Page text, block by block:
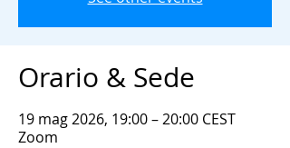
Orario & Sede
19 mag 2026, 19:00 – 20:00 CEST
Zoom